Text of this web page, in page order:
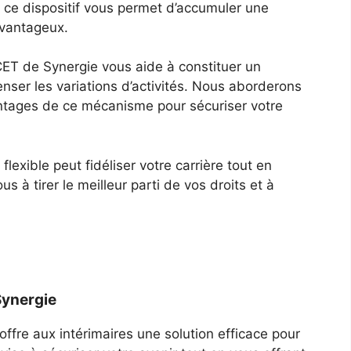
dispositif vous permet d’accumuler une
de Synergie vous aide à constituer un
les variations d’activités. Nous aborderons
de ce mécanisme pour sécuriser votre
peut fidéliser votre carrière tout en
à tirer le meilleur parti de vos droits et à
aux intérimaires une solution efficace pour